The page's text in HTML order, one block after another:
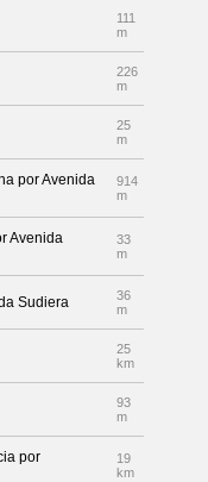
111
m
226
m
25
m
por Avenida
914
m
Avenida
33
m
Sudiera
36
m
25
km
93
m
por
19
km